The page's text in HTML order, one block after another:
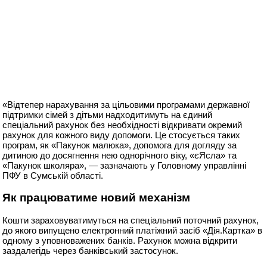
«Відтепер нарахування за цільовими програмами державної
підтримки сімей з дітьми надходитимуть на єдиний
спеціальний рахунок без необхідності відкривати окремий
рахунок для кожного виду допомоги. Це стосується таких
програм, як «Пакунок малюка», допомога для догляду за
дитиною до досягнення нею однорічного віку, «єЯсла» та
«Пакунок школяра», — зазначають у Головному управлінні
ПФУ в Сумській області.
Як працюватиме новий механізм
Кошти зараховуватимуться на спеціальний поточний рахунок,
до якого випущено електронний платіжний засіб «Дія.Картка» в
одному з уповноважених банків. Рахунок можна відкрити
заздалегідь через банківський застосунок.